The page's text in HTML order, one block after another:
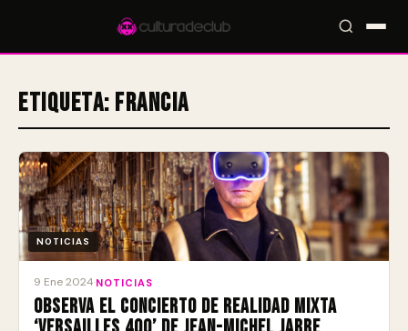
Accesos rápidos:🎪 Eventos🎤 Artistas📍 Locales📰 Magazine
Etiqueta: Francia
NOTICIAS
9 Ene 2024 NOTICIAS
Observa el concierto de realidad mixta